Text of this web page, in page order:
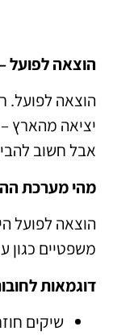
הוצאה
הוצאה לפועל.
יציאה מהארץ
אבל חשוב
מהי מערכת
הוצאה לפועל
משפטיים כגון
דוגמאות
שיקים